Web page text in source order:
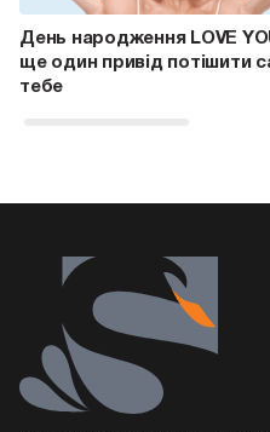
День народження LOVE
ще один привід потішити
тебе